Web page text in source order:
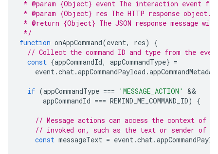
* @param {Object} event The interaction event
* @param {Object} res The HTTP response object.
* @return {Object} The JSON response message
*/
function onAppCommand(event, res)
{
// Collect the command ID and type from the
const {appCommandId, appCommandType} =
event.chat.appCommandPayload .
if (appCommandType === 'MESSAGE_ACTION'
appCommandId === REMIND_ME_COMMAND_ID) {
// Message actions can access the context of
// invoked on, such as the text or sender of
const messageText = event.chat.